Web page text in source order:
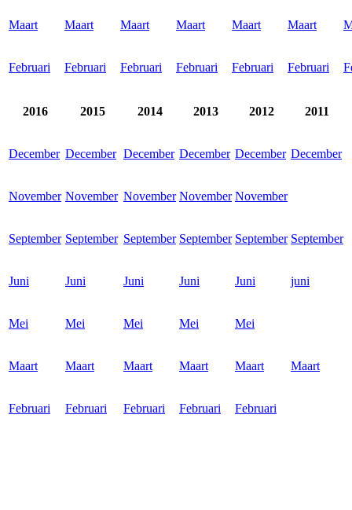
Maart Maart Maart Maart Maart Maart
Februari Februari Februari Februari Februari Februari
2016 2015 2014 2013 2012 2011
December December December December December December
November November November November November
September September September September September September
Juni Juni Juni Juni Juni juni
Mei Mei Mei Mei Mei
Maart Maart Maart Maart Maart Maart
Februari Februari Februari Februari Februari